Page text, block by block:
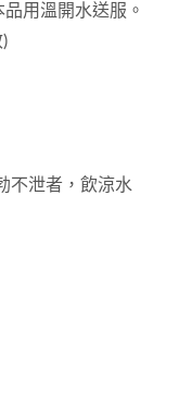
用溫開水送服。
不泄者，飲涼水